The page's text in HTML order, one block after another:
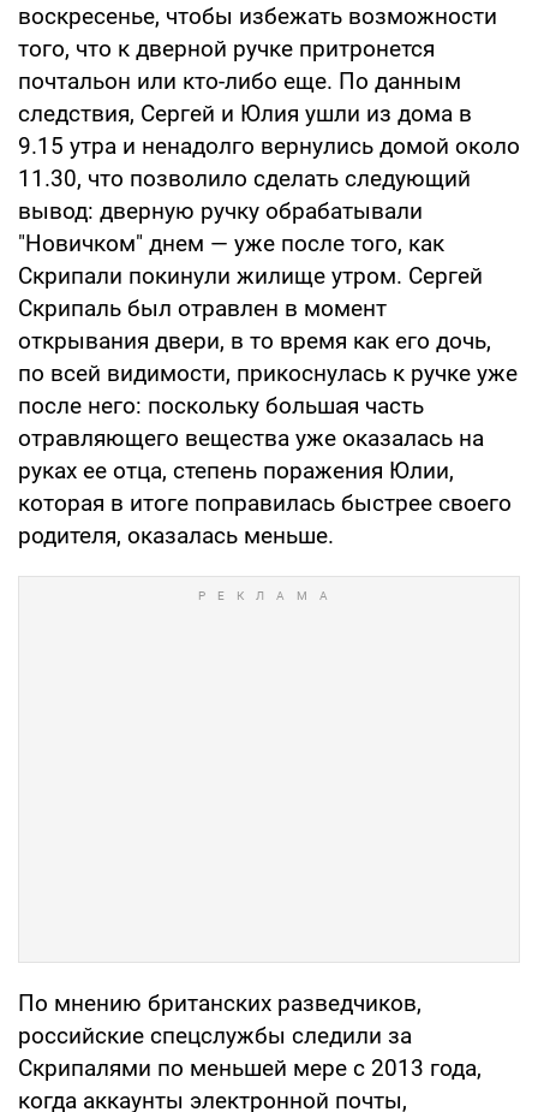
воскресенье, чтобы избежать возможности
того, что к дверной ручке притронется
почтальон или кто-либо еще. По данным
следствия, Сергей и Юлия ушли из дома в
9.15 утра и ненадолго вернулись домой около
11.30, что позволило сделать следующий
вывод: дверную ручку обрабатывали
"Новичком" днем — уже после того, как
Скрипали покинули жилище утром. Сергей
Скрипаль был отравлен в момент
открывания двери, в то время как его дочь,
по всей видимости, прикоснулась к ручке уже
после него: поскольку большая часть
отравляющего вещества уже оказалась на
руках ее отца, степень поражения Юлии,
которая в итоге поправилась быстрее своего
родителя, оказалась меньше.
По мнению британских разведчиков,
российские спецслужбы следили за
Скрипалями по меньшей мере с 2013 года,
когда аккаунты электронной почты,